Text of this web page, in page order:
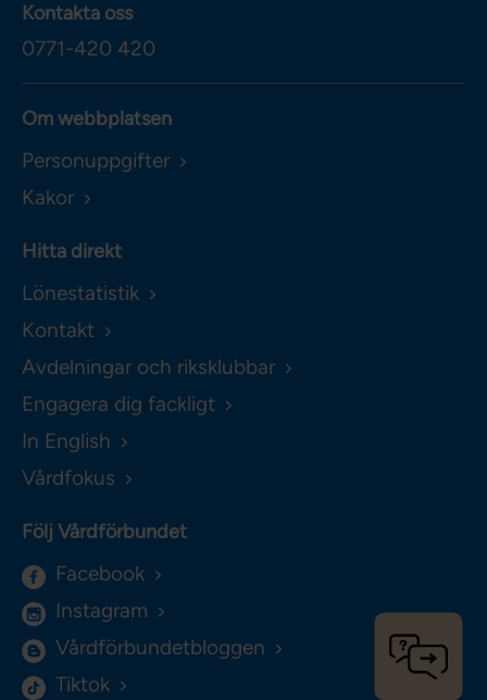
Kontakta oss
0771-420 420
Om webbplatsen
Personuppgifter
Kakor
Hitta direkt
Lönestatistik
Kontakt
Avdelningar och riksklubbar
Engagera dig fackligt
In English
Vårdfokus
Följ Vårdförbundet
Facebook
Instagram
Vårdförbundetbloggen
Tiktok